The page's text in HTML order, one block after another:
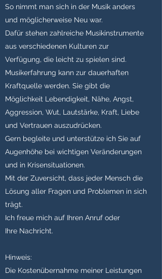
So nimmt man sich in der Musik anders
und möglicherweise Neu war.
Dafür stehen zahlreiche Musikinstrumente
aus verschiedenen Kulturen zur
Verfügung, die leicht zu spielen sind.
Musikerfahrung kann zur dauerhaften
Kraftquelle werden. Sie gibt die
Möglichkeit Lebendigkeit, Nähe, Angst,
Aggression, Wut, Lautstärke, Kraft, Liebe
und Vertrauen auszudrücken.
Gern begleite und unterstütze ich Sie auf
Augenhöhe bei wichtigen Veränderungen
und in Krisensituationen.
Mit der Zuversicht, dass jeder Mensch die
Lösung aller Fragen und Problemen in sich
trägt.
Ich freue mich auf Ihren Anruf oder
Ihre Nachricht.
Hinweis:
Die Kostenübernahme meiner Leistungen